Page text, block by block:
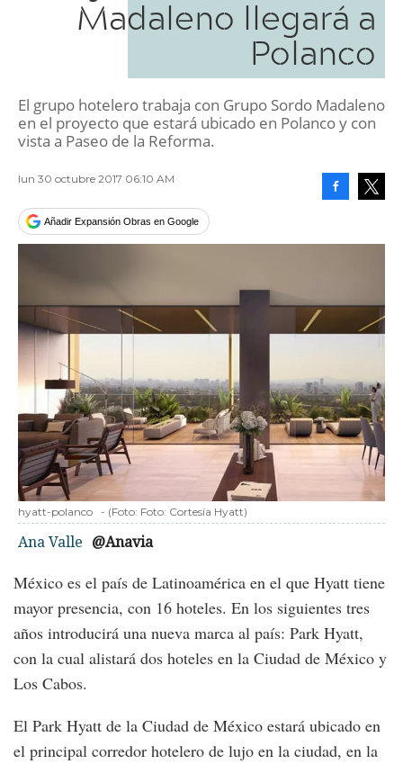
Madaleno llegará a
Polanco
El grupo hotelero trabaja con Grupo Sordo Madaleno
en el proyecto que estará ubicado en Polanco y con
vista a Paseo de la Reforma.
lun 30 octubre 2017 06:10 AM
Añadir Expansión Obras en Google
hyatt-polanco - (Foto: Foto: Cortesía Hyatt)
Ana Valle @Anavia
México es el país de Latinoamérica en el que Hyatt tiene
mayor presencia, con 16 hoteles. En los siguientes tres
años introducirá una nueva marca al país: Park Hyatt,
con la cual alistará dos hoteles en la Ciudad de México y
Los Cabos.
El Park Hyatt de la Ciudad de México estará ubicado en
el principal corredor hotelero de lujo en la ciudad, en la